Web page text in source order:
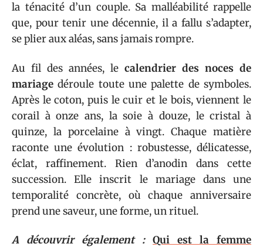
la ténacité d’un couple. Sa malléabilité rappelle
que, pour tenir une décennie, il a fallu s’adapter,
se plier aux aléas, sans jamais rompre.
Au fil des années, le calendrier des noces de
mariage déroule toute une palette de symboles.
Après le coton, puis le cuir et le bois, viennent le
corail à onze ans, la soie à douze, le cristal à
quinze, la porcelaine à vingt. Chaque matière
raconte une évolution : robustesse, délicatesse,
éclat, raffinement. Rien d’anodin dans cette
succession. Elle inscrit le mariage dans une
temporalité concrète, où chaque anniversaire
prend une saveur, une forme, un rituel.
A découvrir également : Qui est la femme